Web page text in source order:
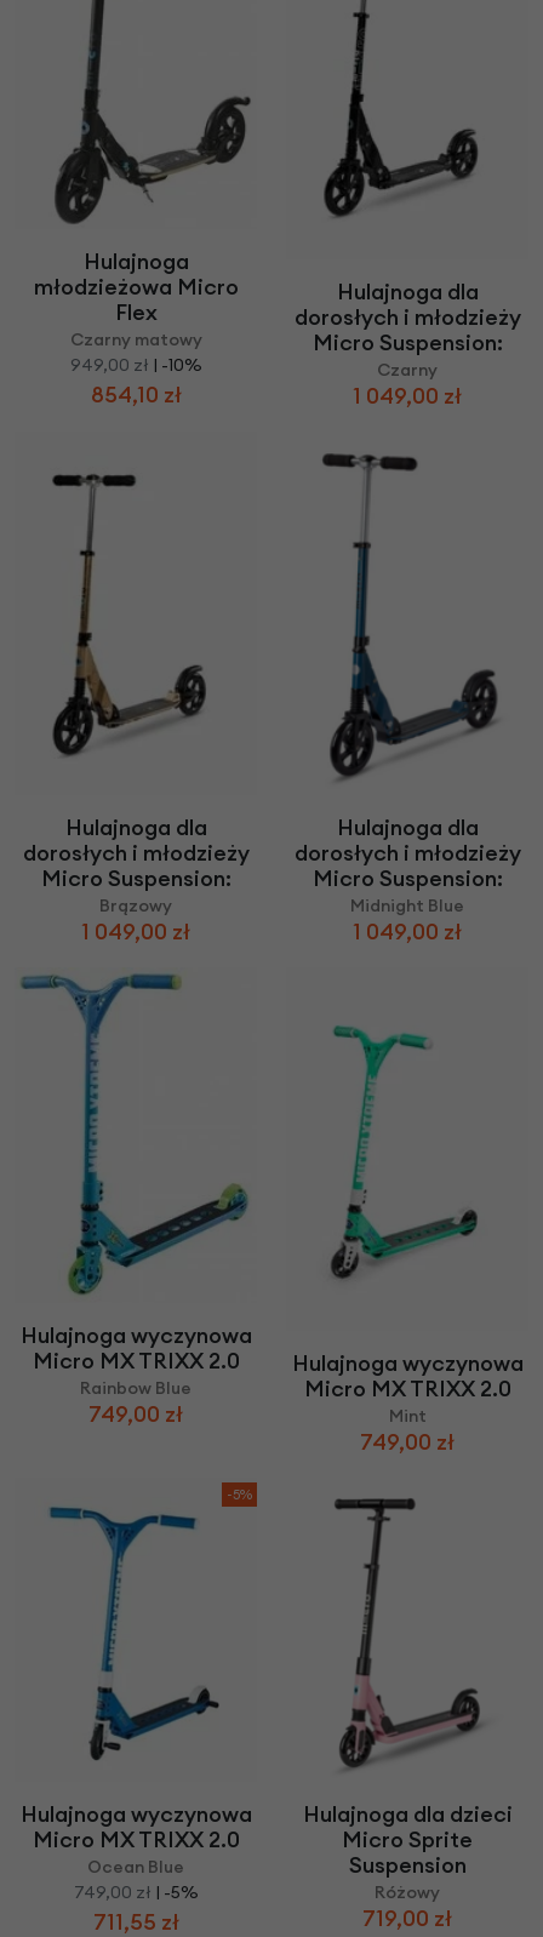
Hulajnoga
młodzieżowa Micro
Flex
Czarny matowy
949,00 zł | -10%
854,10 zł
Hulajnoga dla
dorosłych i młodzieży
Micro Suspension:
Czarny
1 049,00 zł
Hulajnoga dla
dorosłych i młodzieży
Micro Suspension:
Brązowy
1 049,00 zł
Hulajnoga dla
dorosłych i młodzieży
Micro Suspension:
Midnight Blue
1 049,00 zł
Hulajnoga wyczynowa
Micro MX TRIXX 2.0
Rainbow Blue
749,00 zł
Hulajnoga wyczynowa
Micro MX TRIXX 2.0
Mint
749,00 zł
-5%
Hulajnoga wyczynowa
Micro MX TRIXX 2.0
Ocean Blue
749,00 zł | -5%
711,55 zł
Hulajnoga dla dzieci
Micro Sprite
Suspension
Różowy
719,00 zł